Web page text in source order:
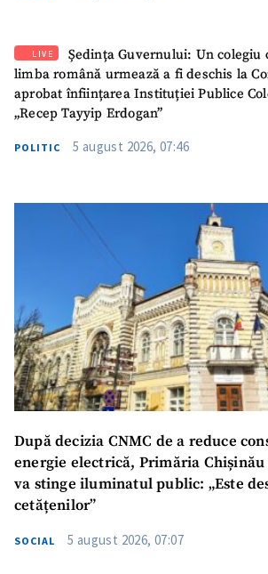
LIVE
Ședința Guvernului: Un colegiu
limba română urmează a fi deschis la
aprobat înființarea Instituției Publice
„Recep Tayyip Erdogan”
POLITIC 5 august 2026, 07:46
După decizia CNMC de a reduce
energie electrică, Primăria Chișinău
va stinge iluminatul public: „Este
cetățenilor”
SOCIAL 5 august 2026, 07:07